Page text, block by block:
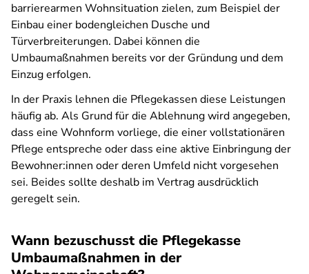
barrierearmen Wohnsituation zielen, zum Beispiel der
Einbau einer bodengleichen Dusche und
Türverbreiterungen. Dabei können die
Umbaumaßnahmen bereits vor der Gründung und dem
Einzug erfolgen.
In der Praxis lehnen die Pflegekassen diese Leistungen
häufig ab. Als Grund für die Ablehnung wird angegeben,
dass eine Wohnform vorliege, die einer vollstationären
Pflege entspreche oder dass eine aktive Einbringung der
Bewohner:innen oder deren Umfeld nicht vorgesehen
sei. Beides sollte deshalb im Vertrag ausdrücklich
geregelt sein.
Wann bezuschusst die Pflegekasse
Umbaumaßnahmen in der